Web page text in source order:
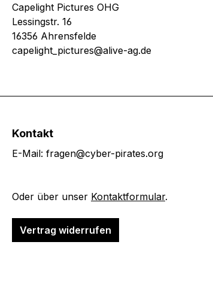
Capelight Pictures OHG
Lessingstr. 16
16356 Ahrensfelde
capelight_pictures@alive-ag.de
Kontakt
E-Mail: fragen@cyber-pirates.org
Oder über unser Kontaktformular.
Vertrag widerrufen